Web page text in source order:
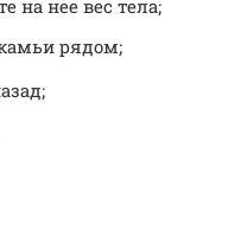
на нее вес тела;
рядом;